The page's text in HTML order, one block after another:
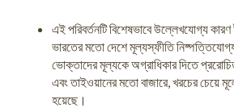
এই পরিবর্তনটি বিশেষভাবে উল্লেখযোগ্য কারণ
ভারতের মতো দেশে মূল্যস্ফীতি
ভোক্তাদের মূল্যকে অগ্রাধিকার দিতে
এবং তাইওয়ানের মতো বাজারে, খরচের চেয়ে
হয়েছে।